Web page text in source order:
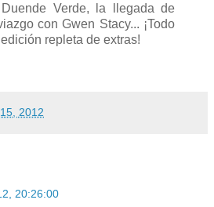
Verde, la llegada de
con Gwen Stacy... ¡Todo
repleta de extras!
2012
20:26:00